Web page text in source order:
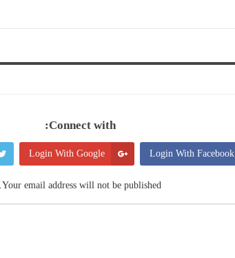
Connect with:
Login With Facebook
Login With Google
Your email address will not be published.